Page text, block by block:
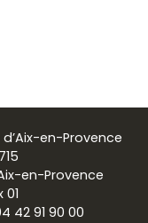
d’Aix-en-Provence
Aix-en-Provence
01
42 91 90 00